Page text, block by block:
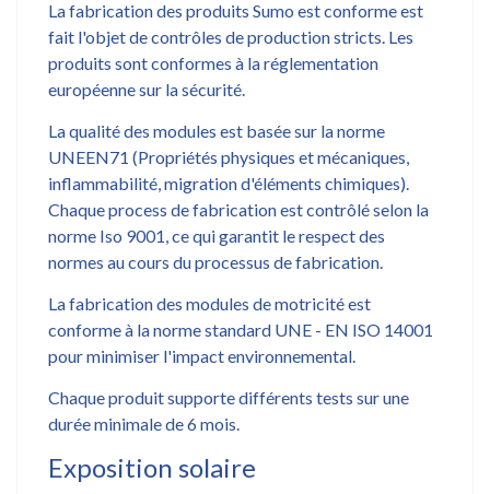
La fabrication des produits Sumo est conforme est
fait l'objet de contrôles de production stricts. Les
produits sont conformes à la réglementation
européenne sur la sécurité.
La qualité des modules est basée sur la norme
UNEEN71 (Propriétés physiques et mécaniques,
inflammabilité, migration d'éléments chimiques).
Chaque process de fabrication est contrôlé selon la
norme Iso 9001, ce qui garantit le respect des
normes au cours du processus de fabrication.
La fabrication des modules de motricité est
conforme à la norme standard UNE - EN ISO 14001
pour minimiser l'impact environnemental.
Chaque produit supporte différents tests sur une
durée minimale de 6 mois.
Exposition solaire